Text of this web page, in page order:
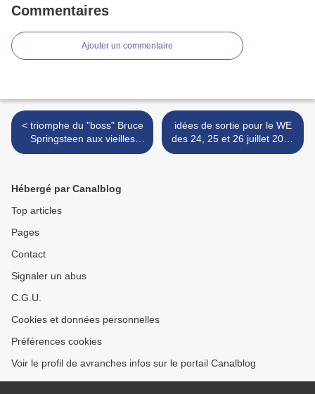
Commentaires
Ajouter un commentaire
< triomphe du "boss" Bruce
Springsteen aux vieilles
charrues 2009
idées de sortie pour le WE
des 24, 25 et 26 juillet 2009
>
Hébergé par Canalblog
Top articles
Pages
Contact
Signaler un abus
C.G.U.
Cookies et données personnelles
Préférences cookies
Voir le profil de avranches infos sur le portail Canalblog